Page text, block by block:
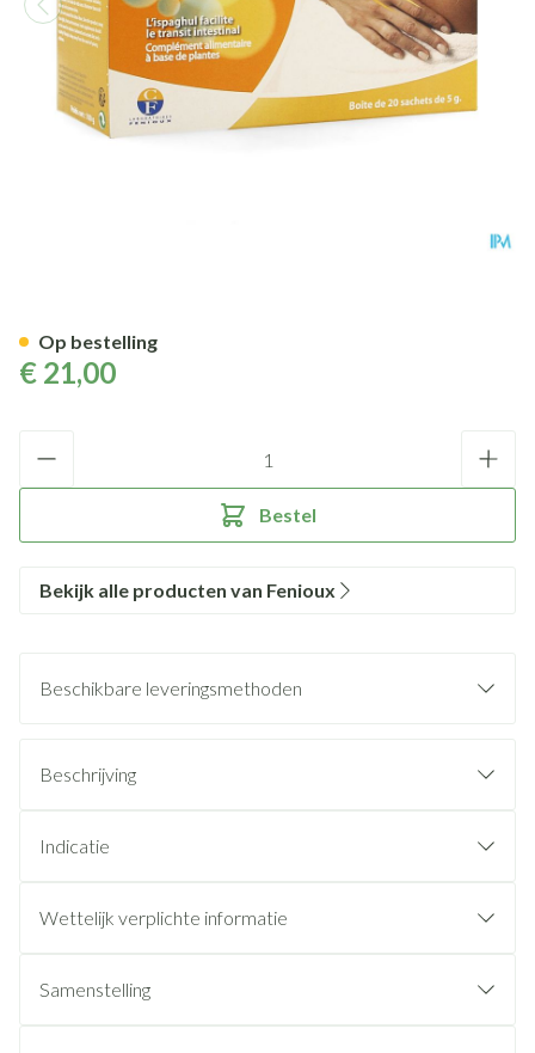
€ 21,00
Bestel
Op bestelling
Bekijk alle producten van Fenioux
Beschikbare leveringsmethoden
Beschrijving
Indicatie
Wettelijk verplichte informatie
Samenstelling